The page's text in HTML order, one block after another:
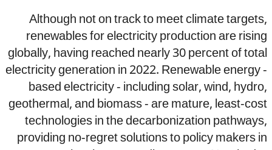
Although not on track to meet climate
renewables for electricity production are
globally, having reached nearly 30 percent of
electricity generation in 2022. Renewable
based electricity - including solar, wind,
geothermal, and biomass - are mature, least-
technologies in the decarbonization
providing no-regret solutions to policy makers